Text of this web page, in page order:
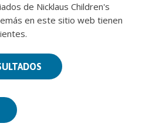
de Nicklaus Children's
en este sitio web tienen